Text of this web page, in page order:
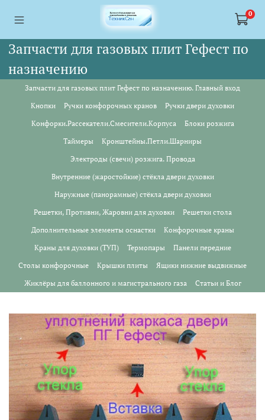
0
Запчасти для газовых плит Гефест по
назначению
Запчасти для газовых плит Гефест по назначению. Главный вход
Кнопки
Ручки конфорочных кранов
Ручки двери духовки
Конфорки.Рассекатели.Смесители.Корпуса
Блоки розжига
Таймеры
Кронштейны.Петли.Шарниры
Электроды (свечи) розжига. Провода
Внутренние (жаростойкие) стёкла двери духовки
Наружные (панорамные) стёкла двери духовки
Решетки, Противни, Жаровни для духовки
Решетки стола
Дополнительные элементы оснастки
Конфорочные краны
Краны для духовки (ТУП)
Термопары
Панели передние
Столы конфорочные
Крышки плиты
Ящики нижние выдвижные
Жиклёры для баллонного и магистрального газа
Статьи и Блог
<a href="https://webmaster.yandex.ru/siteinfo/?site=https://
<a href="https://webmaster.yandex.ru/siteinfo/?site=https://